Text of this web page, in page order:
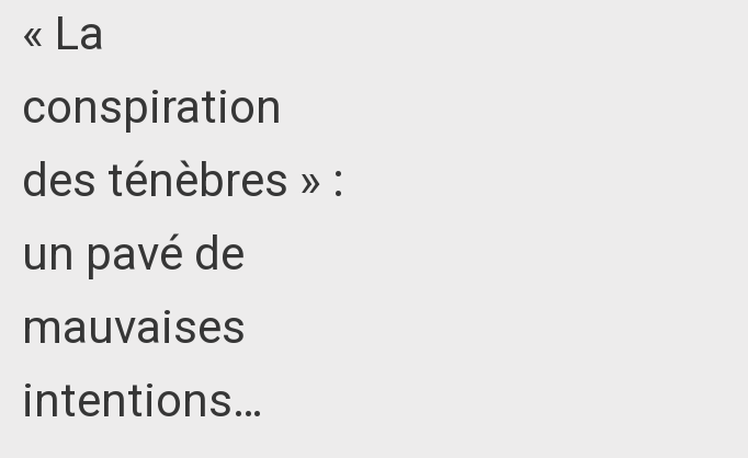
« La
conspiration
des ténèbres » :
un pavé de
mauvaises
intentions…